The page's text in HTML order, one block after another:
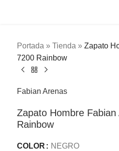
Portada » Tienda » Zapato
7200 Rainbow
Fabian Arenas
Zapato Hombre Fabian
Rainbow
COLOR NEGRO